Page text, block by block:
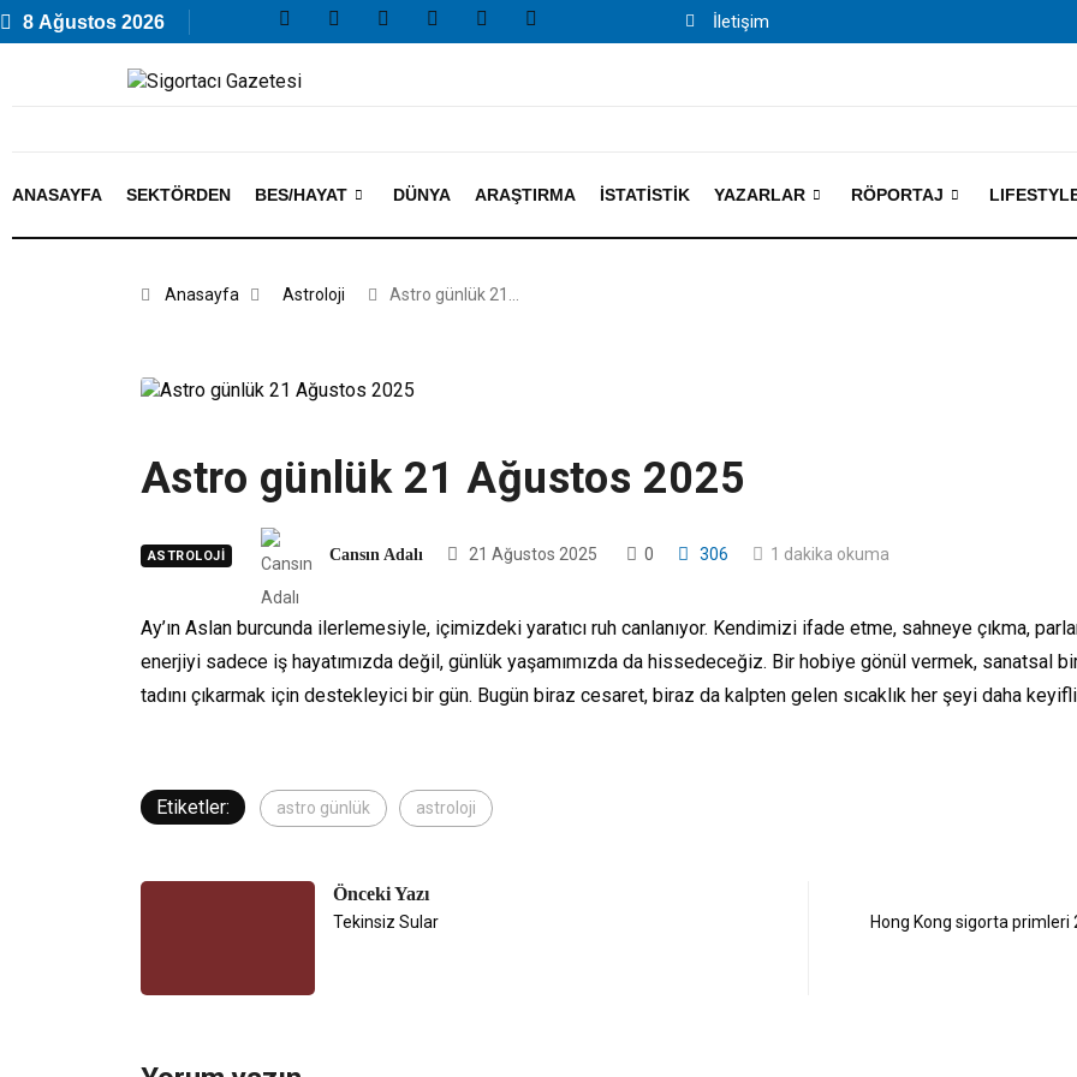
8 Ağustos 2026 İletişim
ANASAYFA SEKTÖRDEN BES/HAYAT DÜNYA ARAŞTIRMA İSTATISTIK YAZARLAR RÖPORTAJ
Anasayfa Astroloji Astro günlük 21…
Astro günlük 21 Ağustos 2025
ASTROLOJI Cansın Adalı 21 Ağustos 2025 0 306 1 dakika okuma
Ay’ın Aslan burcunda ilerlemesiyle, içimizdeki yaratıcı ruh canlanıyor. Kendimizi ifade etme, sahneye çıkma,
enerjiyi sadece iş hayatımızda değil, günlük yaşamımızda da hissedeceğiz. Bir hobiye gönül vermek, sanatsal
tadını çıkarmak için destekleyici bir gün. Bugün biraz cesaret, biraz da kalpten gelen sıcaklık her şeyi daha keyifli
Etiketler: astro günlük astroloji
Önceki Yazı
Tekinsiz Sular Hong Kong sigorta primleri